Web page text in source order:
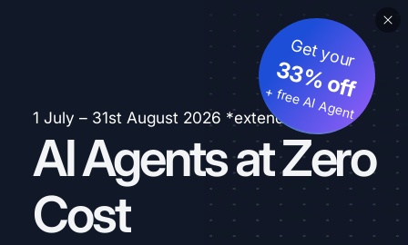
1 July – 31st August 2026 *extended
AI Agents at Zero
Cost
Get your
33% off
+ free AI Agent